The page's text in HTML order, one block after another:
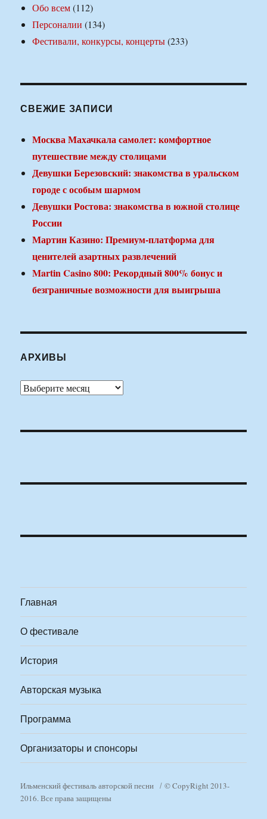
Обо всем(112)
Персоналии (134)
Фестивали, конкурсы, концерты(233)
СВЕЖИЕ ЗАПИСИ
Москва Махачкала самолет: комфортное
путешествие между столицами
Девушки Березовский: знакомства в уральском
городе с особым шармом
Девушки Ростова: знакомства в южной столице
России
Мартин Казино: Премиум-платформа для
ценителей азартных развлечений
Martin Casino 800: Рекордный 800% бонус и
безграничные возможности для выигрыша
АРХИВЫ
Архивы
Главная
О фестивале
История
Авторская музыка
Программа
Организаторы и спонсоры
Ильменский фестиваль авторской песни
© CopyRight 2013-
2016. Все права защищены